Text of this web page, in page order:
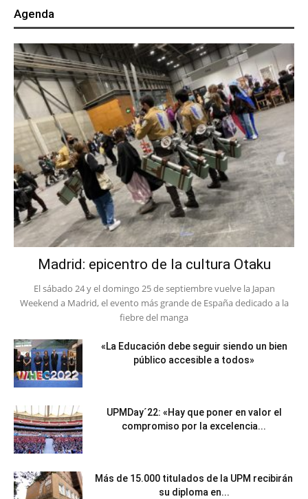
Agenda
Madrid: epicentro de la cultura Otaku
El sábado 24 y el domingo 25 de septiembre vuelve la Japan
Weekend a Madrid, el evento más grande de España dedicado a la
fiebre del manga
«La Educación debe seguir siendo un bien
público accesible a todos»
UPMDay´22: «Hay que poner en valor el
compromiso por la excelencia...
Más de 15.000 titulados de la UPM recibirán
su diploma en...